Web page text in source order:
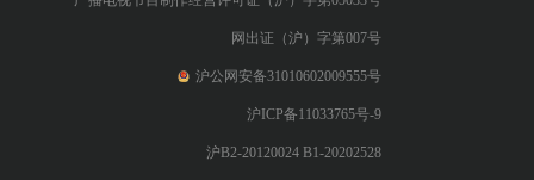
网出证（沪）字第007号
沪公网安备31010602009555号
沪ICP备11033765号-9
沪B2-20120024 B1-20202528